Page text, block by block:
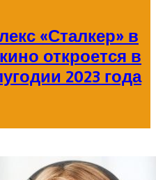
«Сталкер» в
откроется в
2023 года